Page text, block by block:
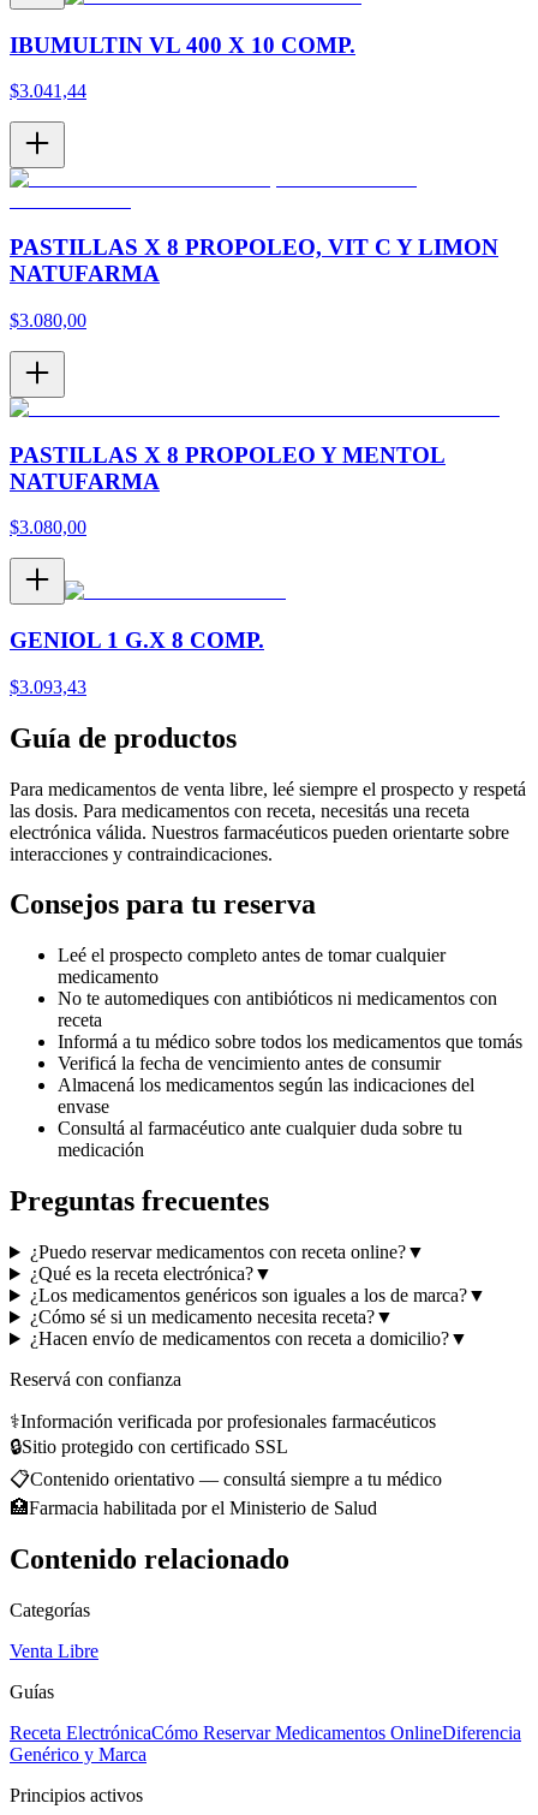
IBUMULTIN VL 400 X 10 COMP.
$3.041,44
PASTILLAS X 8 PROPOLEO, VIT C Y LIMON
NATUFARMA
$3.080,00
PASTILLAS X 8 PROPOLEO Y MENTOL
NATUFARMA
$3.080,00
GENIOL 1 G.X 8 COMP.
$3.093,43
Guía de productos
Para medicamentos de venta libre, leé siempre el prospecto y respetá
las dosis. Para medicamentos con receta, necesitás una receta
electrónica válida. Nuestros farmacéuticos pueden orientarte sobre
interacciones y contraindicaciones.
Consejos para tu reserva
Leé el prospecto completo antes de tomar cualquier
medicamento
No te automediques con antibióticos ni medicamentos con
receta
Informá a tu médico sobre todos los medicamentos que tomás
Verificá la fecha de vencimiento antes de consumir
Almacená los medicamentos según las indicaciones del
envase
Consultá al farmacéutico ante cualquier duda sobre tu
medicación
Preguntas frecuentes
¿Puedo reservar medicamentos con receta online?▼
¿Qué es la receta electrónica?▼
¿Los medicamentos genéricos son iguales a los de marca?▼
¿Cómo sé si un medicamento necesita receta?▼
¿Hacen envío de medicamentos con receta a domicilio?▼
Reservá con confianza
⚕️Información verificada por profesionales farmacéuticos
🔒Sitio protegido con certificado SSL
📋Contenido orientativo — consultá siempre a tu médico
🏥Farmacia habilitada por el Ministerio de Salud
Contenido relacionado
Categorías
Venta Libre
Guías
Receta ElectrónicaCómo Reservar Medicamentos OnlineDiferencia
Genérico y Marca
Principios activos